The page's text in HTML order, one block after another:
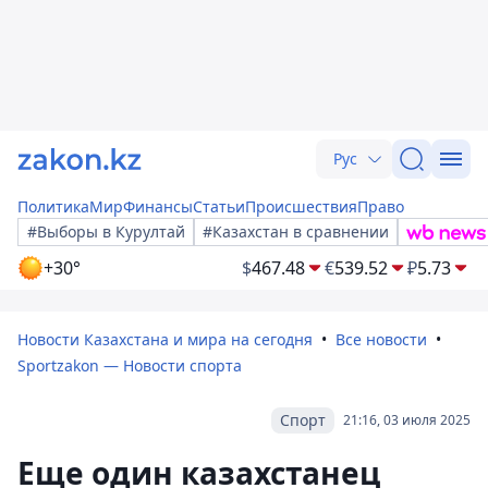
Рус
ПолитикаМирФинансыСтатьиПроисшествияПраво
#Выборы в Курултай
#Казахстан в сравнении
+30° $467.48 €539.52 ₽5.73
Новости Казахстана и мира на сегодня
Все новости
Sportzakon — Новости спорта
21:16, 03 июля 2025
Спорт
Еще один казахстанец